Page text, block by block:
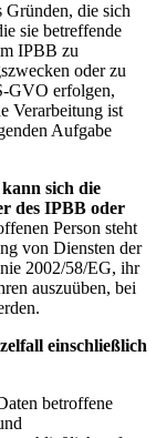
Gründen, die sich
sie betreffende
IPBB zu
oder zu
GVO erfolgen,
Verarbeitung ist
Aufgabe
sich die
des IPBB oder
Person steht
von Diensten der
2002/58/EG, ihr
auszuüben, bei
einschließlich
betroffene